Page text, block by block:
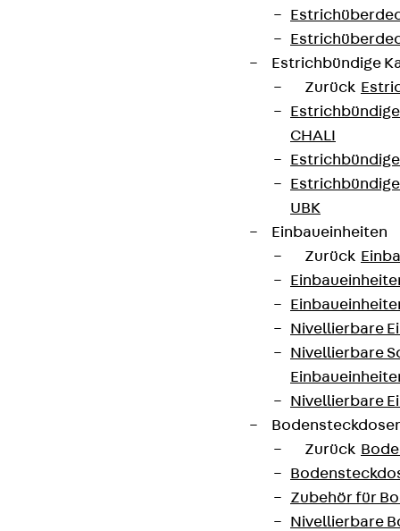
Estrichbündige
Zurück
CHALI
UBK
Einbaueinheiten
Zurück
Nivellierbare
Nivellierbare
Nivellierbare
Zurück
Zubehör für
Nivellierbare